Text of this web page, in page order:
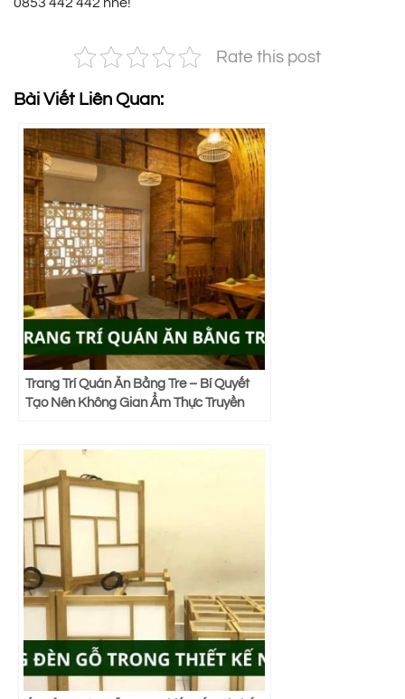
Rate this post
Bài Viết Liên Quan:
Trang Trí Quán Ăn Bằng Tre – Bí Quyết
Tạo Nên Không Gian Ẩm Thực Truyền